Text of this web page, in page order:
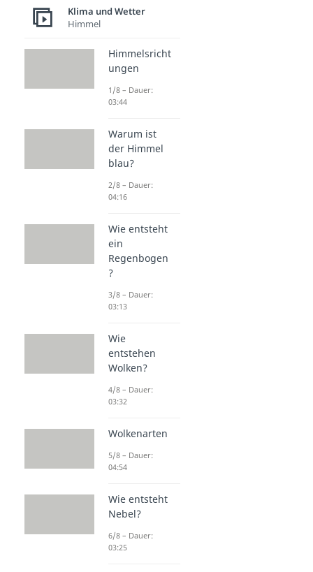
Klima und Wetter
Himmel
Himmelsricht
ungen
1/8 – Dauer:
03:44
Warum ist
der Himmel
blau?
2/8 – Dauer:
04:16
Wie entsteht
ein
Regenbogen
?
3/8 – Dauer:
03:13
Wie
entstehen
Wolken?
4/8 – Dauer:
03:32
Wolkenarten
5/8 – Dauer:
04:54
Wie entsteht
Nebel?
6/8 – Dauer:
03:25